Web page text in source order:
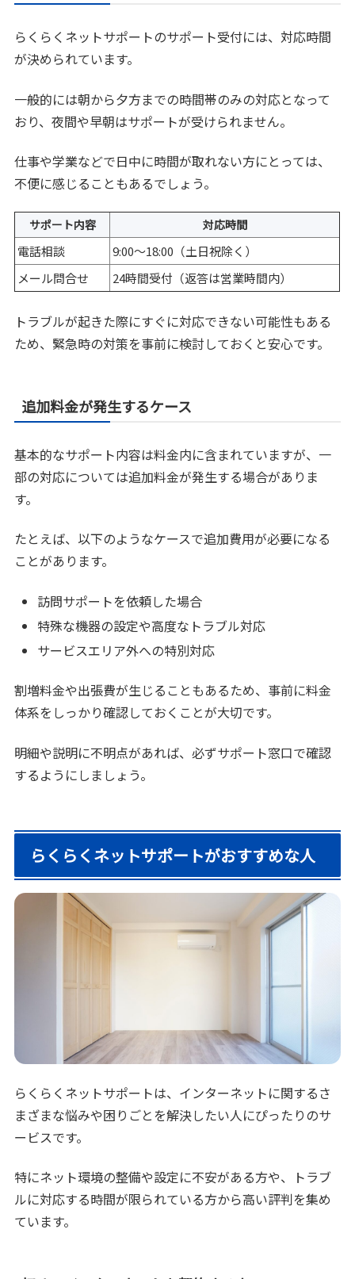
らくらくネットサポートのサポート受付には、対応時間
が決められています。
一般的には朝から夕方までの時間帯のみの対応となって
おり、夜間や早朝はサポートが受けられません。
仕事や学業などで日中に時間が取れない方にとっては、
不便に感じることもあるでしょう。
サポート内容 対応時間
電話相談
9:00～18:00（土日祝除く）
メール問合せ
24時間受付（返答は営業時間内）
トラブルが起きた際にすぐに対応できない可能性もある
ため、緊急時の対策を事前に検討しておくと安心です。
追加料金が発生するケース
基本的なサポート内容は料金内に含まれていますが、一
部の対応については追加料金が発生する場合がありま
す。
たとえば、以下のようなケースで追加費用が必要になる
ことがあります。
訪問サポートを依頼した場合
特殊な機器の設定や高度なトラブル対応
サービスエリア外への特別対応
割増料金や出張費が生じることもあるため、事前に料金
体系をしっかり確認しておくことが大切です。
明細や説明に不明点があれば、必ずサポート窓口で確認
するようにしましょう。
らくらくネットサポートがおすすめな人
らくらくネットサポートは、インターネットに関するさ
まざまな悩みや困りごとを解決したい人にぴったりのサ
ービスです。
特にネット環境の整備や設定に不安がある方や、トラブ
ルに対応する時間が限られている方から高い評判を集め
ています。